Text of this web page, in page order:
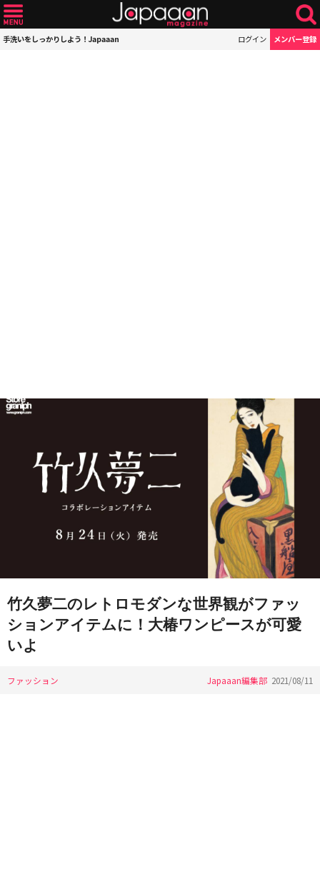
手洗いをしっかりしよう！Japaaan ログイン メンバー登録
竹久夢二のレトロモダンな世界観がファッ
ションアイテムに！大椿ワンピースが可愛
いよ
ファッション Japaaan編集部 2021/08/11